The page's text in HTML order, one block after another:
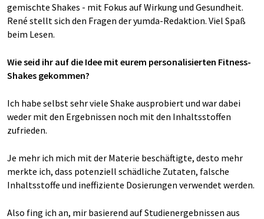
gemischte Shakes - mit Fokus auf Wirkung und Gesundheit.
René stellt sich den Fragen der yumda-Redaktion. Viel Spaß
beim Lesen.
Wie seid ihr auf die Idee mit eurem personalisierten Fitness-
Shakes gekommen?
Ich habe selbst sehr viele Shake ausprobiert und war dabei
weder mit den Ergebnissen noch mit den Inhaltsstoffen
zufrieden.
Je mehr ich mich mit der Materie beschäftigte, desto mehr
merkte ich, dass potenziell schädliche Zutaten, falsche
Inhaltsstoffe und ineffiziente Dosierungen verwendet werden.
Also fing ich an, mir basierend auf Studienergebnissen aus